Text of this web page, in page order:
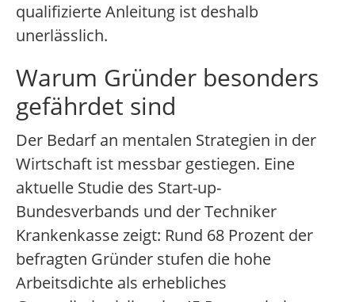
qualifizierte Anleitung ist deshalb
unerlässlich.
Warum Gründer besonders
gefährdet sind
Der Bedarf an mentalen Strategien in der
Wirtschaft ist messbar gestiegen. Eine
aktuelle Studie des Start-up-
Bundesverbands und der Techniker
Krankenkasse zeigt: Rund 68 Prozent der
befragten Gründer stufen die hohe
Arbeitsdichte als erhebliches